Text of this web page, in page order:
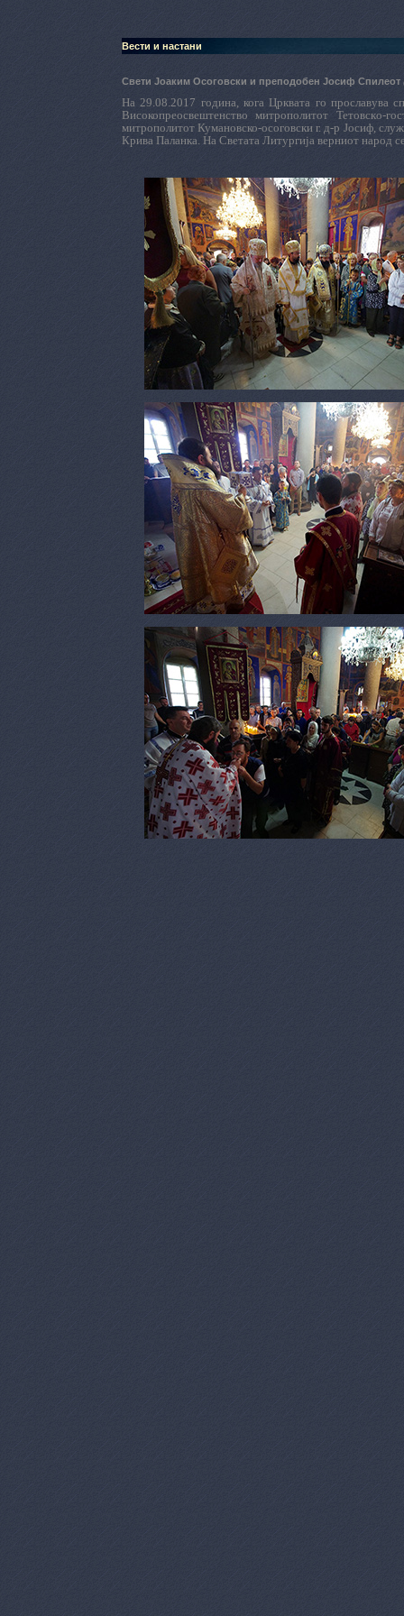
Вести и настани
Свети Јоаким Осоговски и преподобен Јосиф Спилеот
На 29.08.2017 година, кога Црквата го прославува
Високопреосвештенство митрополитот
митрополитот Кумановско-осоговски г. д-р Јосиф,
Крива Паланка. На Светата Литургија верниот народ